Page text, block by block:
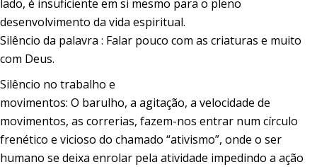
lado, é insuficiente em si mesmo para o pleno
desenvolvimento da vida espiritual.
Silêncio da palavra : Falar pouco com as criaturas e muito
com Deus.
Silêncio no trabalho e
movimentos: O barulho, a agitação, a velocidade de
movimentos, as correrias, fazem-nos entrar num círculo
frenético e vicioso do chamado “ativismo”, onde o ser
humano se deixa enrolar pela atividade impedindo a ação